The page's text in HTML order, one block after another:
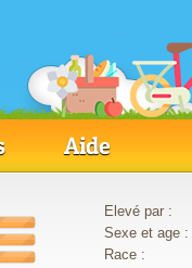
Aide
Elevé par :
Sexe et age :
Race :